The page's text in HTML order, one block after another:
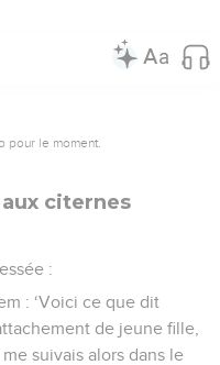
pour le moment.
citernes
:
: ‘Voici ce que dit
de jeune fille,
suivais alors dans le